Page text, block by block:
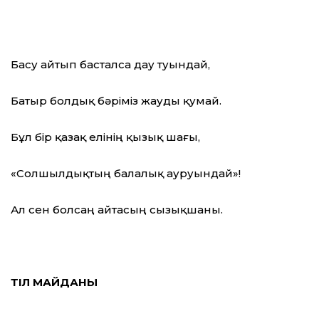
Басу айтып басталса дау туындай,
Батыр болдық бәріміз жауды қумай.
Бұл бір қазақ елінің қызық шағы,
«Солшылдықтың балалық ауруындай»!
Ал сен болсаң айтасың сызықшаны.
ТІЛ МАЙДАНЫ